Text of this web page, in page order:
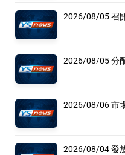
2026/08/05 召
2026/08/05 分
2026/08/06 市
2026/08/04 發